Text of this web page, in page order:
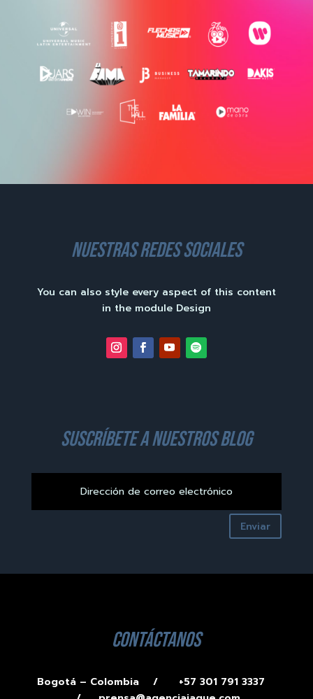
nuestras redes sociales
You can also style every aspect of this content
in the module Design
suscríbete a nuestros blog
Enviar
contáctanos
Bogotá – Colombia /
+57 301 791 3337